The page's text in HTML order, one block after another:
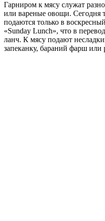
Гарниром к мясу служат
или вареные овощи. Сегодня
подаются только в
«Sunday Lunch», что в
ланч. К мясу подают
запеканку, бараний фарш или